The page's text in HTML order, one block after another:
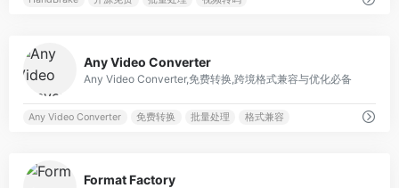
Any Video Converter
Any Video Converter,免费转换,跨境格式兼容与优化必备
Any Video Converter 免费转换 批量处理 格式兼容
Format Factory